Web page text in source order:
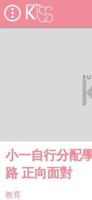
小一自行分配
路 正向面對
教育